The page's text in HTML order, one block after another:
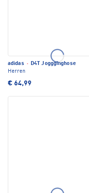
adidas · D4T Joggginghose
Herren
€ 64,99